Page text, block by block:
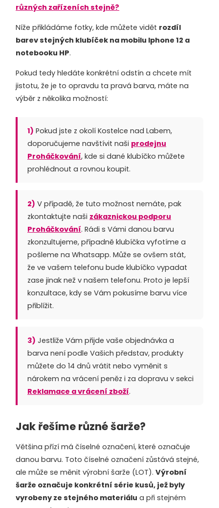
různých zařízeních stejně?
Níže přikládáme fotky, kde můžete vidět rozdíl
barev stejných klubíček na mobilu Iphone 12 a
notebooku HP.
Pokud tedy hledáte konkrétní odstín a chcete mít
jistotu, že je to opravdu ta pravá barva, máte na
výběr z několika možností:
1) Pokud jste z okolí Kostelce nad Labem,
doporučujeme navštívit naši prodejnu
Proháčkování, kde si dané klubíčko můžete
prohlédnout a rovnou koupit.
2) V případě, že tuto možnost nemáte, pak
zkontaktujte naši zákaznickou podporu
Proháčkování. Rádi s Vámi danou barvu
zkonzultujeme, případně klubíčka vyfotíme a
pošleme na Whatsapp. Může se ovšem stát,
že ve vašem telefonu bude klubíčko vypadat
zase jinak než v našem telefonu. Proto je lepší
konzultace, kdy se Vám pokusíme barvu více
přiblížit.
3) Jestliže Vám přijde vaše objednávka a
barva není podle Vašich představ, produkty
můžete do 14 dnů vrátit nebo vyměnit s
nárokem na vrácení peněz i za dopravu v sekci
Reklamace a vrácení zboží.
Jak řešíme různé šarže?
Většina přízí má číselné označení, které označuje
danou barvu. Toto číselné označení zůstává stejné,
ale může se měnit výrobní šarže (LOT). Výrobní
šarže označuje konkrétní série kusů, jež byly
vyrobeny ze stejného materiálu a při stejném